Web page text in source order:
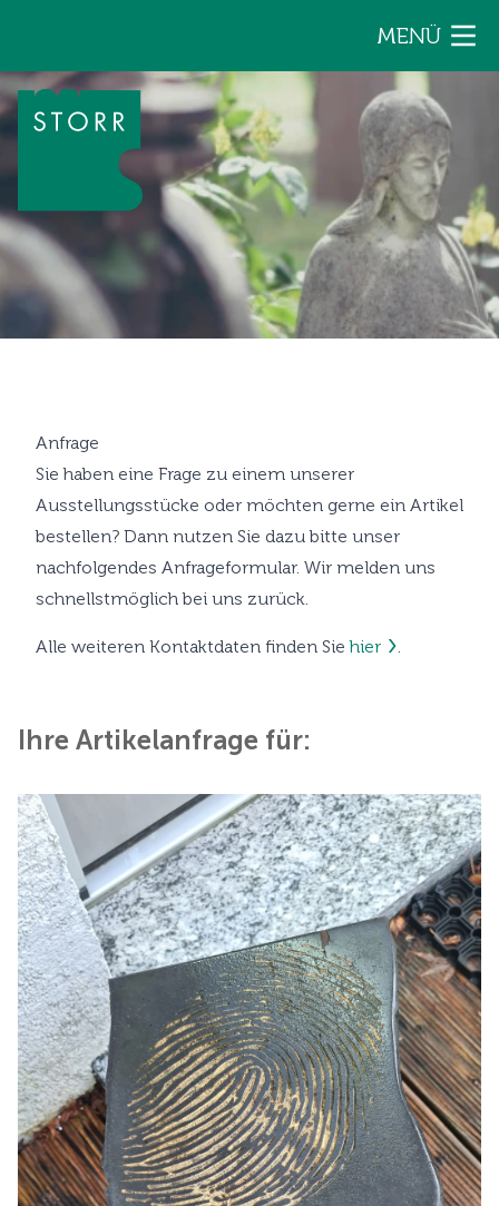
MENÜ
Anfrage
Sie haben eine Frage zu einem unserer
Ausstellungsstücke oder möchten gerne ein Artikel
bestellen? Dann nutzen Sie dazu bitte unser
nachfolgendes Anfrageformular. Wir melden uns
schnellstmöglich bei uns zurück.
Alle weiteren Kontaktdaten finden Siehier .
Ihre Artikelanfrage für: